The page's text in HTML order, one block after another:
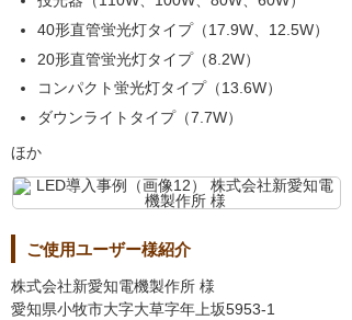
40形直管蛍光灯タイプ（17.9W、12.5W）
20形直管蛍光灯タイプ（8.2W）
コンパクト蛍光灯タイプ（13.6W）
ダウンライトタイプ（7.7W）
ほか
ご使用ユーザー様紹介
株式会社新愛知電機製作所 様
愛知県小牧市大字大草字年上坂5953-1